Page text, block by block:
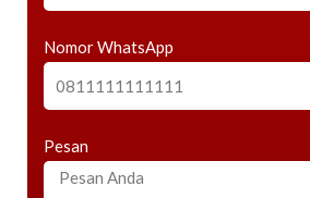
Nomor WhatsApp
Pesan